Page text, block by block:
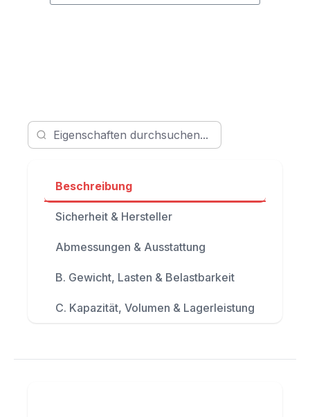
Beschreibung
Sicherheit & Hersteller
Abmessungen & Ausstattung
B. Gewicht, Lasten & Belastbarkeit
C. Kapazität, Volumen & Lagerleistung